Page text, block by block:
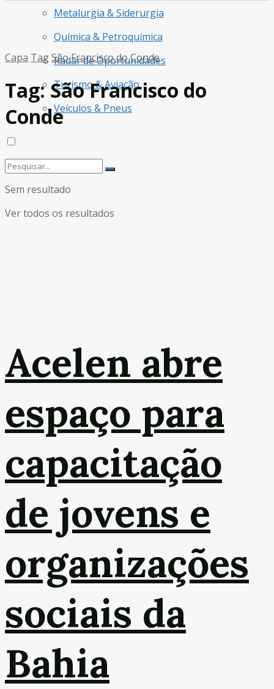
Metalurgia & Siderurgia
Química & Petroquímica
Radar de Oportunidades
Turismo & Aviação
Veículos & Pneus
Sem resultado
Ver todos os resultados
Capa TagSão Francisco do Conde
Tag:São Francisco do
Conde
Acelen abre
espaço para
capacitação
de jovens e
organizações
sociais da
Bahia